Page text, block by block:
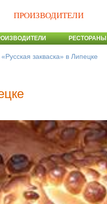
ПРОИЗВОДИТЕЛИ
РЕСТОРАНЫ
«Русская закваска» в Липецке